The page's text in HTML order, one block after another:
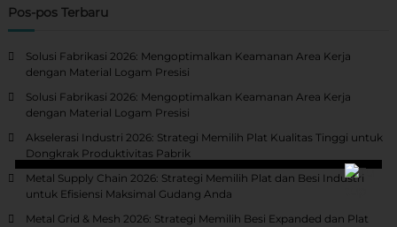
i
:
Pos-pos Terbaru
Solusi Fabrikasi 2026: Mengoptimalkan Keamanan Area Kerja
dengan Material Logam Presisi
Solusi Fabrikasi 2026: Mengoptimalkan Keamanan Area Kerja
dengan Material Logam Presisi
Akselerasi Industri 2026: Strategi Memilih Plat Kualitas Tinggi untuk
Dongkrak Produktivitas Pabrik
Metal Supply Chain 2026: Strategi Memilih Plat dan Besi Industri
untuk Efisiensi Maksimal Gudang Anda
Metal Grid & Mesh 2026: Strategi Memilih Besi Expanded dan Plat